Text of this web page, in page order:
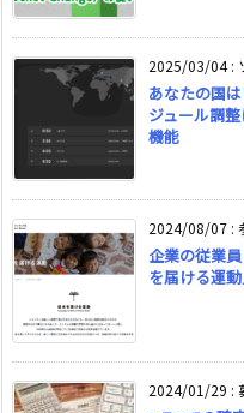
2025/03/04:
あなたの国
ジュール調
機能
2024/08/07 :
企業の従業
を届ける運
2024/01/29 :